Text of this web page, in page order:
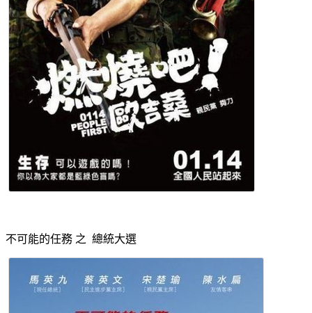
不可能的任務 之 總統大選